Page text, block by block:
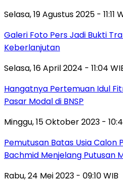
Selasa, 19 Agustus 2025 - 11:11
Galeri Foto Pers Jadi Bukti
Keberlanjutan
Selasa, 16 April 2024 - 11:04
Hangatnya Pertemuan Idul
Pasar Modal di BNSP
Minggu, 15 Oktober 2023 -
Pemutusan Batas Usia Calon
Bachmid Menjelang Putusan
Rabu, 24 Mei 2023 - 09:10 WIB